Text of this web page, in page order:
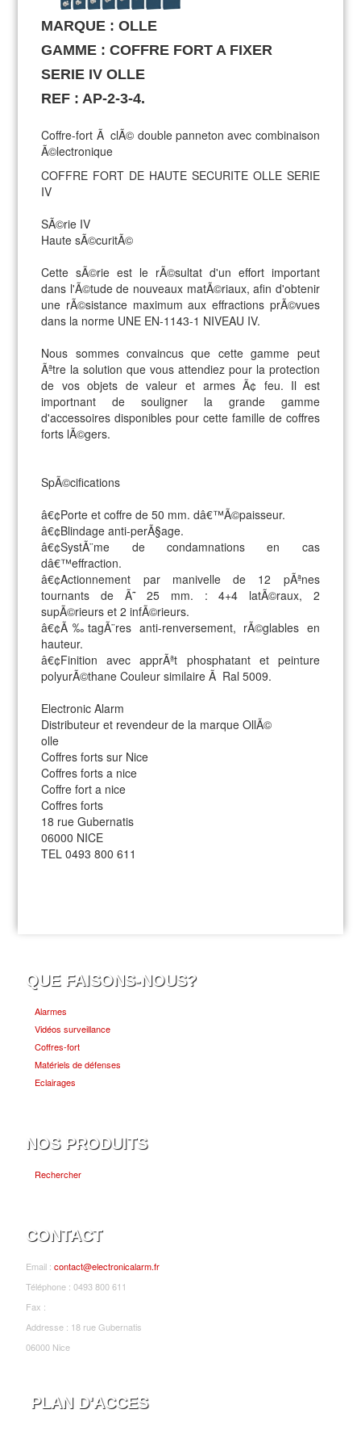
MARQUE : OLLE
GAMME : COFFRE FORT A FIXER
SERIE IV OLLE
REF : AP-2-3-4.
Coffre-fort Ã clÃ© double panneton avec combinaison
Ã©lectronique
COFFRE FORT DE HAUTE SECURITE OLLE SERIE
IV
SÃ©rie IV
Haute sÃ©curitÃ©
Cette sÃ©rie est le rÃ©sultat d'un effort important
dans l'Ã©tude de nouveaux matÃ©riaux, afin d'obtenir
une rÃ©sistance maximum aux effractions prÃ©vues
dans la norme UNE EN-1143-1 NIVEAU IV.
Nous sommes convaincus que cette gamme peut
Ãªtre la solution que vous attendiez pour la protection
de vos objets de valeur et armes Ã¢ feu. Il est
importnant de souligner la grande gamme
d'accessoires disponibles pour cette famille de coffres
forts lÃ©gers.
SpÃ©cifications
â€¢Porte et coffre de 50 mm. dâ€™Ã©paisseur.
â€¢Blindage anti-perÃ§age.
â€¢SystÃ¨me de condamnations en cas
dâ€™effraction.
â€¢Actionnement par manivelle de 12 pÃªnes
tournants de Ã˜ 25 mm. : 4+4 latÃ©raux, 2
supÃ©rieurs et 2 infÃ©rieurs.
â€¢Ã‰tagÃ¨res anti-renversement, rÃ©glables en
hauteur.
â€¢Finition avec apprÃªt phosphatant et peinture
polyurÃ©thane Couleur similaire Ã Ral 5009.
Electronic Alarm
Distributeur et revendeur de la marque OllÃ©
olle
Coffres forts sur Nice
Coffres forts a nice
Coffre fort a nice
Coffres forts
18 rue Gubernatis
06000 NICE
TEL 0493 800 611
QUE FAISONS-NOUS?
Alarmes
Vidéos surveillance
Coffres-fort
Matériels de défenses
Eclairages
NOS PRODUITS
Rechercher
CONTACT
Email :contact@electronicalarm.fr
Téléphone : 0493 800 611
Fax :
Addresse : 18 rue Gubernatis
06000 Nice
PLAN D'ACCES